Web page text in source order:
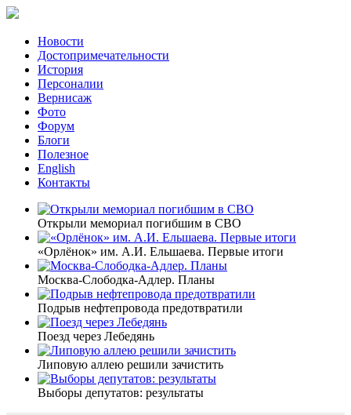
Новости
Достопримечательности
История
Персоналии
Вернисаж
Фото
Форум
Блоги
Полезное
English
Контакты
Открыли мемориал погибшим в СВО
«Орлёнок» им. А.И. Ельшаева. Первые итоги
Москва-Слободка-Адлер. Планы
Подрыв нефтепровода предотвратили
Поезд через Лебедянь
Липовую аллею решили зачистить
Выборы депутатов: результаты